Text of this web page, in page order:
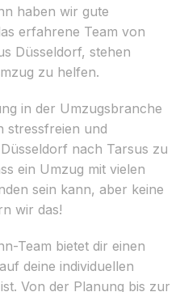
haben wir gute
erfahrene Team von
Düsseldorf, stehen
zu helfen.
in der Umzugsbranche
stressfreien und
nach Tarsus zu
ein Umzug mit vielen
sein kann, aber keine
wir das!
Team bietet dir einen
deine individuellen
Von der Planung bis zur